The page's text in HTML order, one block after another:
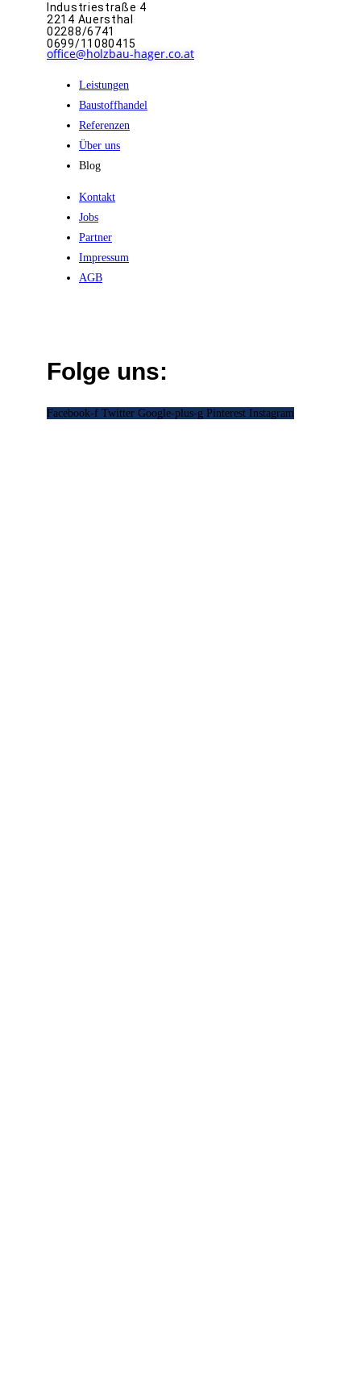
Industriestraße 4
2214 Auersthal
02288/6741
0699/11080415
office@holzbau-hager.co.at
Leistungen
Baustoffhandel
Referenzen
Über uns
Blog
Kontakt
Jobs
Partner
Impressum
AGB
Folge uns:
Facebook-f Twitter Google-plus-g Pinterest Instagram